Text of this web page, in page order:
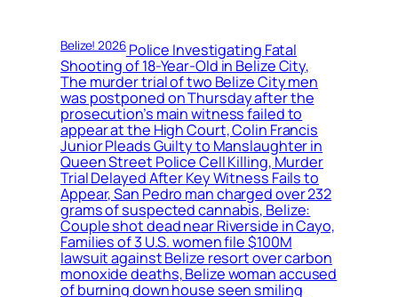
Belize! 2026Police Investigating Fatal
Shooting of 18-Year-Old in Belize City,
The murder trial of two Belize City men
was postponed on Thursday after the
prosecution’s main witness failed to
appear at the High Court, Colin Francis
Junior Pleads Guilty to Manslaughter in
Queen Street Police Cell Killing, Murder
Trial Delayed After Key Witness Fails to
Appear, San Pedro man charged over 232
grams of suspected cannabis, Belize:
Couple shot dead near Riverside in Cayo,
Families of 3 U.S. women file $100M
lawsuit against Belize resort over carbon
monoxide deaths, Belize woman accused
of burning down house seen smiling